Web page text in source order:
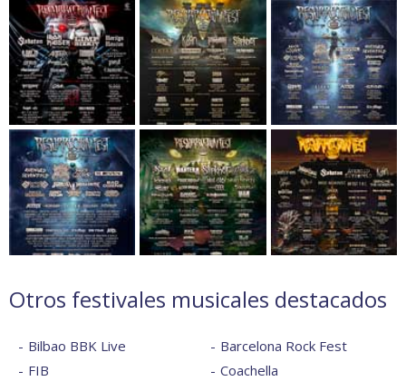
Otros festivales musicales destacados
Bilbao BBK Live
FIB
Barcelona Rock Fest
Coachella